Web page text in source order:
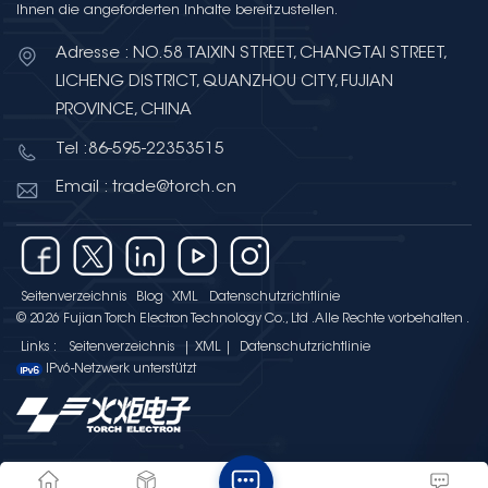
Ihnen die angeforderten Inhalte bereitzustellen.
Adresse : NO.58 TAIXIN STREET, CHANGTAI STREET,
LICHENG DISTRICT, QUANZHOU CITY, FUJIAN
PROVINCE, CHINA
Tel :86-595-22353515
Email : trade@torch.cn
Seitenverzeichnis Blog XML
Datenschutzrichtlinie
© 2026 Fujian Torch Electron Technology Co., Ltd .Alle Rechte vorbehalten .
Links : Seitenverzeichnis XML
Datenschutzrichtlinie
IPv6-Netzwerk unterstützt